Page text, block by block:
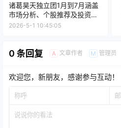
诸葛昊天独立团1月到7月涵盖
市场分析、个股推荐及投资逻
辑讲解等
2026-5-1 10:45:05
0 条回复 A 文章作者 M 管理员
欢迎您，新朋友，感谢参与互动！